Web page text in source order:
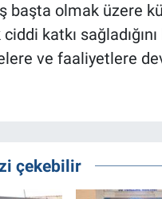
başta olmak üzere
katkı
ve faaliyetlere
çekebilir